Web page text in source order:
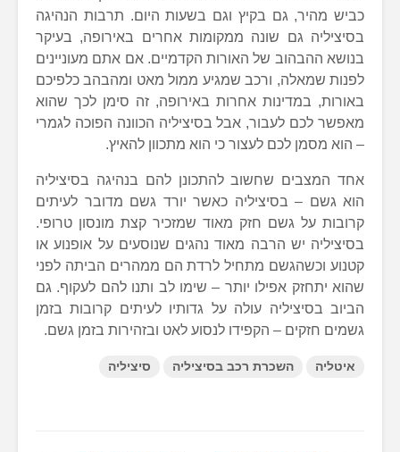
כביש מהיר, גם בקיץ וגם בשעות היום. תרבות הנהיגה
בסיציליה גם שונה ממקומות אחרים באירופה, בעיקר
בנושא ההבהוב של האורות הקדמיים. אם אתם מעוניינים
לפנות שמאלה, ורכב שמגיע ממול מאט ומהבהב כלפיכם
באורות, במדינות אחרות באירופה, זה סימן לכך שהוא
מאפשר לכם לעבור, אבל בסיציליה הכוונה הפוכה לגמרי
– הוא מסמן לכם לעצור כי הוא מתכוון להאיץ.
אחד המצבים שחשוב להתכונן להם בנהיגה בסיציליה
הוא גשם – בסיציליה כאשר יורד גשם מדובר לעיתים
קרובות על גשם חזק מאוד שמזכיר קצת מונסון טרופי.
בסיציליה יש הרבה מאוד נהגים שנוסעים על אופנוע או
קטנוע וכשהגשם מתחיל לרדת הם ממהרים הביתה לפני
שהוא יתחזק אפילו יותר – שימו לב ותנו להם לעקוף. גם
הביוב בסיציליה עולה על גדותיו לעיתים קרובות בזמן
גשמים חזקים – הקפידו לנסוע לאט ובזהירות בזמן גשם.
איטליה השכרת רכב בסיציליה סיציליה